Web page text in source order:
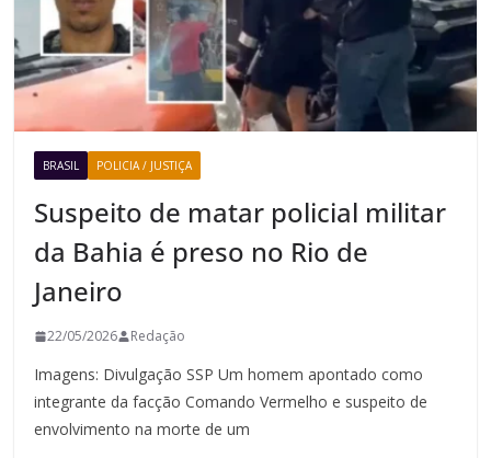
BRASIL POLICIA / JUSTIÇA
Suspeito de matar policial militar
da Bahia é preso no Rio de
Janeiro
22/05/2026 Redação
Imagens: Divulgação SSP Um homem apontado como
integrante da facção Comando Vermelho e suspeito de
envolvimento na morte de um